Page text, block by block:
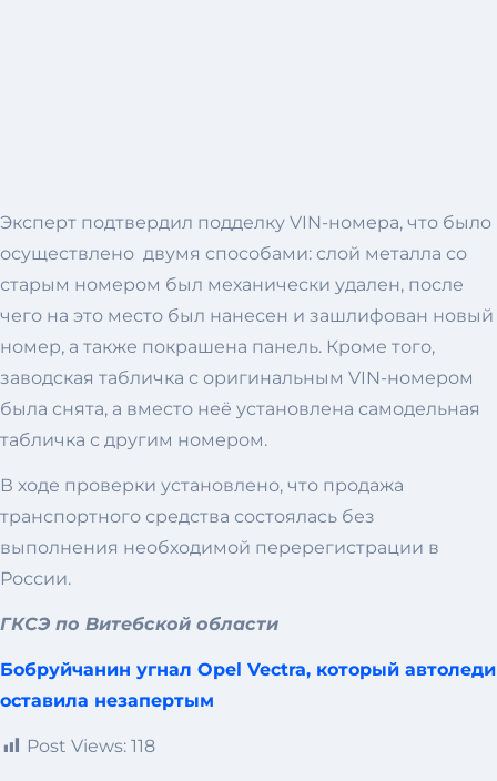
Эксперт подтвердил подделку VIN-номера, что было
осуществлено двумя способами: слой металла со
старым номером был механически удален, после
чего на это место был нанесен и зашлифован новый
номер, а также покрашена панель. Кроме того,
заводская табличка с оригинальным VIN-номером
была снята, а вместо неё установлена самодельная
табличка с другим номером.
В ходе проверки установлено, что продажа
транспортного средства состоялась без
выполнения необходимой перерегистрации в
России.
ГКСЭ по Витебской области
Бобруйчанин угнал Opel Vectra, который автоледи
оставила незапертым
Post Views: 118